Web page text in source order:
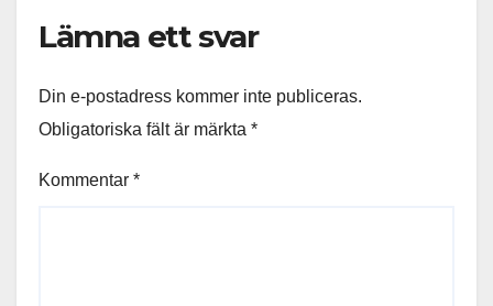
Lämna ett svar
Din e-postadress kommer inte publiceras.
Obligatoriska fält är märkta *
Kommentar *